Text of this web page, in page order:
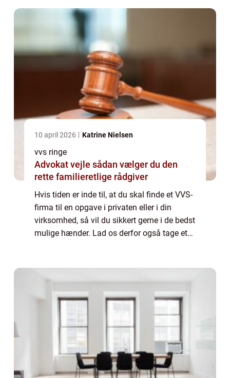
10 april 2026 Katrine Nielsen
vvs ringe
Advokat vejle sådan vælger du den
rette familieretlige rådgiver
Hvis tiden er inde til, at du skal finde et VVS-
firma til en opgave i privaten eller i din
virksomhed, så vil du sikkert gerne i de bedst
mulige hænder. Lad os derfor også tage et